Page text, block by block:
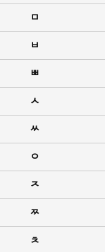
ㅁ
ㅂ
ㅃ
ㅅ
ㅆ
ㅇ
ㅈ
ㅉ
ㅊ